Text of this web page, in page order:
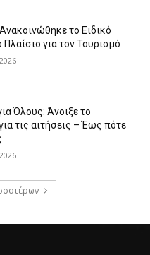
το Ειδικό
για τον Τουρισμό
Όλους: Άνοιξε το
τις αιτήσεις – Έως πότε